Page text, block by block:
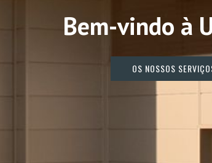
Bem-vindo à
OS NOSSOS SERVIÇO